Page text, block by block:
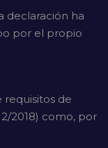
declaración ha
por el propio
requisitos de
2018) como, por